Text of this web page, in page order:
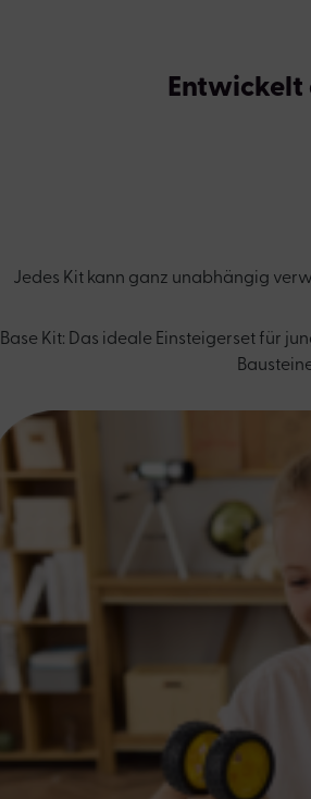
Jedes Kit kann ganz unabhängig
Base Kit: Das ideale Einsteigerset für